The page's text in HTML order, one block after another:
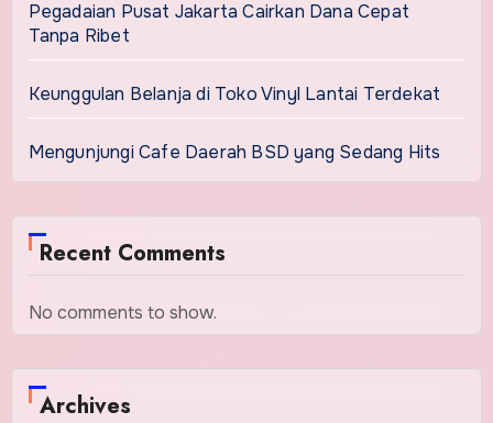
Pegadaian Pusat Jakarta Cairkan Dana Cepat
Tanpa Ribet
Keunggulan Belanja di Toko Vinyl Lantai Terdekat
Mengunjungi Cafe Daerah BSD yang Sedang Hits
Recent Comments
No comments to show.
Archives